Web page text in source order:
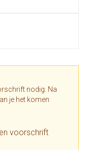
nodig. Na
je het komen
voorschrift